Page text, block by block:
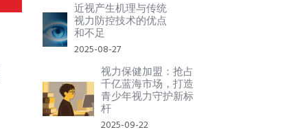
近视产生机理与传统
视力防控技术的优点
和不足
2025-08-27
视力保健加盟：抢占
千亿蓝海市场，打造
青少年视力守护新标
杆
2025-09-22